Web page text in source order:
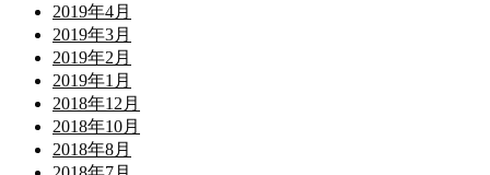
2019年4月
2019年3月
2019年2月
2019年1月
2018年12月
2018年10月
2018年8月